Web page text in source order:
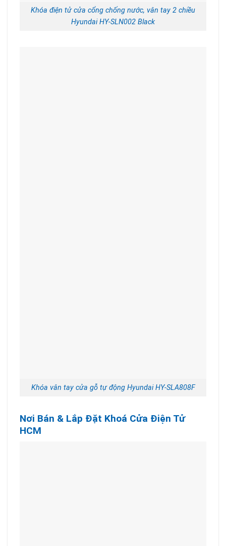
Khóa điện tử cửa cổng chống nước, vân tay 2 chiều
Hyundai HY-SLN002 Black
Khóa vân tay cửa gỗ tự động Hyundai HY-SLA808F
Nơi Bán & Lắp Đặt Khoá Cửa Điện Tử
HCM